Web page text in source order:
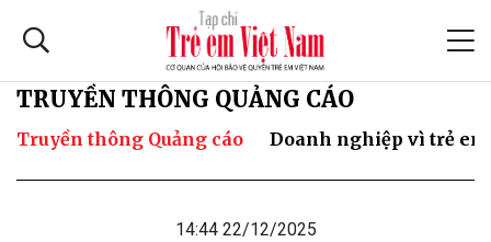
TRUYỀN THÔNG QUẢNG CÁO
Truyền thông Quảng cáo Doanh nghiệp vì trẻ em
14:44 22/12/2025